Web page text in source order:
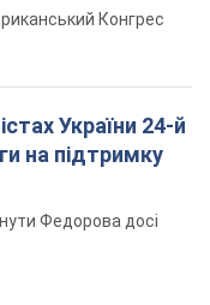
Конгрес
України 24-й
на підтримку
Федорова досі